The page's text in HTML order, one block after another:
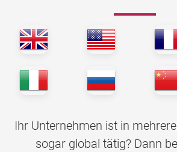
Ihr Unternehmen ist in
sogar global tätig? Dann